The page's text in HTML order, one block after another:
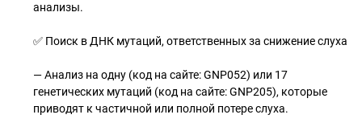
анализы.
✅ Поиск в ДНК мутаций, ответственных за снижение слуха
— Анализ на одну (код на сайте: GNP052) или 17
генетических мутаций (код на сайте: GNP205), которые
приводят к частичной или полной потере слуха.